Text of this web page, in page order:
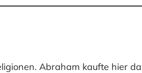
Abraham kaufte hier